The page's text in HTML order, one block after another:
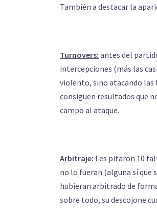
También a destacar la
Turnovers: antes del
intercepciones (más las
violento, sino atacando las
consiguen resultados que
campo al ataque.
Arbitraje: Les pitaron 10
no lo fueran (alguna sí que
hubieran arbitrado de
sobre todo, su descojone